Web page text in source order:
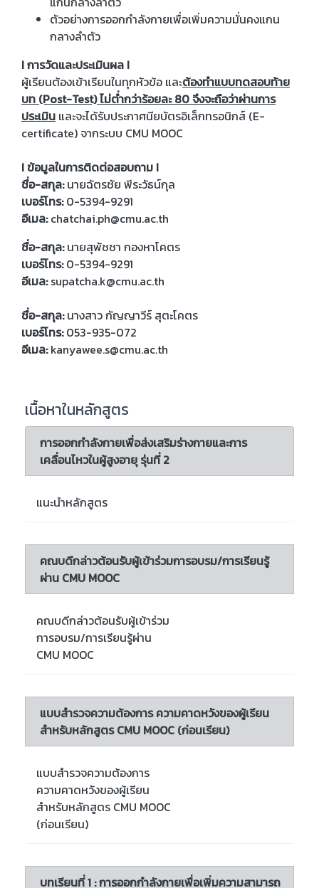
ตัวอย่างการออกกำลังกายเพื่อเพิ่มความมั่นคงแกน
กลางลำตัว
I การวัดและประเมินผล I
ผู้เรียนต้องเข้าเรียนในทุกหัวข้อ และต้องทำแบบทดสอบท้าย
บท (Post-Test) ไม่ต่ำกว่าร้อยละ 80 จึงจะถือว่าผ่านการ
ประเมิน และจะได้รับประกาศนียบัตรอิเล็กทรอนิกส์ (E-
certificate) จากระบบ CMU MOOC
I ข้อมูลในการติดต่อสอบถาม I
ชื่อ-สกุล:นายฉัตรชัย พีระวัธน์กุล
เบอร์โทร:0-5394-9291
อีเมล:chatchai.ph@cmu.ac.th
ชื่อ-สกุล:นายสุพัชชา กองหาโคตร
เบอร์โทร:0-5394-9291
อีเมล:supatcha.k@cmu.ac.th
ชื่อ-สกุล:นางสาว กัญญาวีร์ สุตะโคตร
เบอร์โทร:053-935-072
อีเมล:kanyawee.s@cmu.ac.th
เนื้อหาในหลักสูตร
การออกกำลังกายเพื่อส่งเสริมร่างกายและการ
เคลื่อนไหวในผู้สูงอายุ รุ่นที่ 2
แนะนำหลักสูตร
คณบดีกล่าวต้อนรับผู้เข้าร่วมการอบรม/การเรียนรู้
ผ่าน CMU MOOC
คณบดีกล่าวต้อนรับผู้เข้าร่วม
การอบรม/การเรียนรู้ผ่าน
CMU MOOC
แบบสำรวจความต้องการ ความคาดหวังของผู้เรียน
สำหรับหลักสูตร CMU MOOC (ก่อนเรียน)
แบบสำรวจความต้องการ
ความคาดหวังของผู้เรียน
สำหรับหลักสูตร CMU MOOC
(ก่อนเรียน)
บทเรียนที่ 1 : การออกกำลังกายเพื่อเพิ่มความสามารถ